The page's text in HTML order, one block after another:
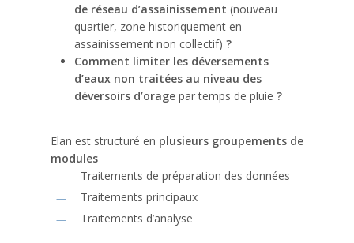
de réseau d’assainissement (nouveau
quartier, zone historiquement en
assainissement non collectif) ?
Comment limiter les déversements
d’eaux non traitées au niveau des
déversoirs d’orage par temps de pluie ?
Elan est structuré en plusieurs groupements de
modules
Traitements de préparation des données
Traitements principaux
Traitements d’analyse